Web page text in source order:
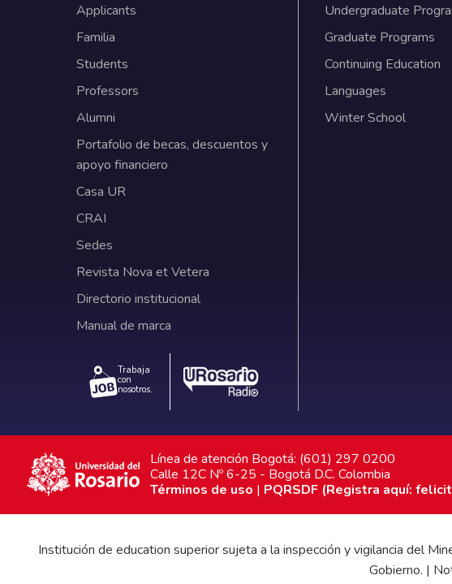
Applicants
Familia
Students
Professors
Alumni
Portafolio de becas, descuentos y
apoyo financiero
Casa UR
CRAI
Sedes
Revista Nova et Vetera
Directorio institucional
Manual de marca
Trabaja
con
nosotros.
Undergraduate
Graduate Programs
Continuing Education
Languages
Winter School
Línea de atención Bogotá: (601) 297 0200
Calle 12C Nº 6-25 - Bogotá D.C. Colombia
Términos de uso | PQRSDF (Registra aquí:
Institución de education superior sujeta a la inspección y vigilancia del
Gobierno. |